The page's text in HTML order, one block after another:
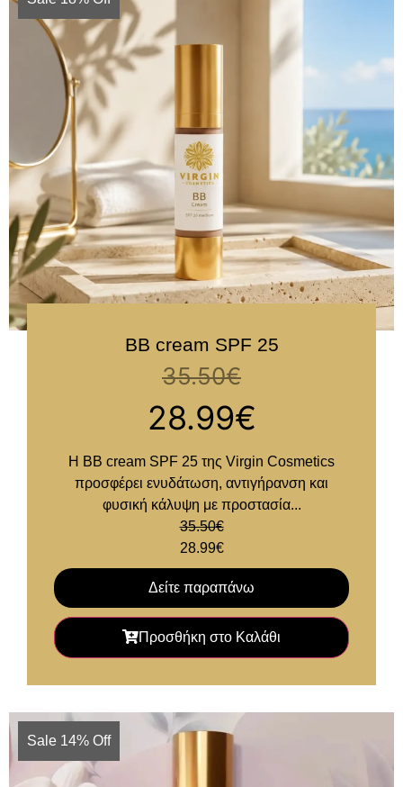
BB cream SPF 25
35.50€
28.99€
Η BB cream SPF 25 της Virgin Cosmetics
προσφέρει ενυδάτωση, αντιγήρανση και
φυσική κάλυψη με προστασία...
35.50€
28.99€
Δείτε παραπάνω
Προσθήκη στο Καλάθι
Sale 14% Off